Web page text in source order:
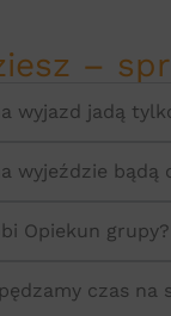
–
wyjazd jadą
wyjeździe bądą
Opiekun grupy?
czas na